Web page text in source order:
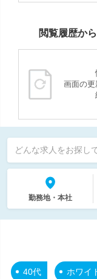
閲覧履歴か
画面の更
どんな求人をお探し
勤務地・本社
40代 ホワイ